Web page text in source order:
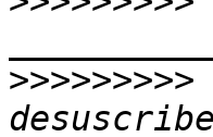
>>>>>>>>>